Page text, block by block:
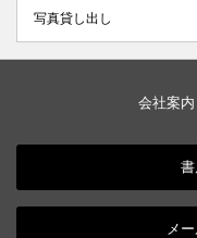
写真貸し出し
会社案内
メ